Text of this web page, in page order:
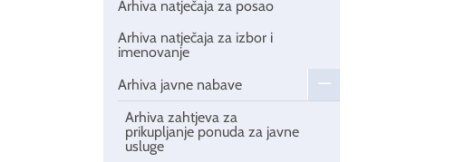
Arhiva natječaja za posao
Arhiva natječaja za izbor i
imenovanje
Arhiva javne nabave
Arhiva zahtjeva za
prikupljanje ponuda za javne
usluge